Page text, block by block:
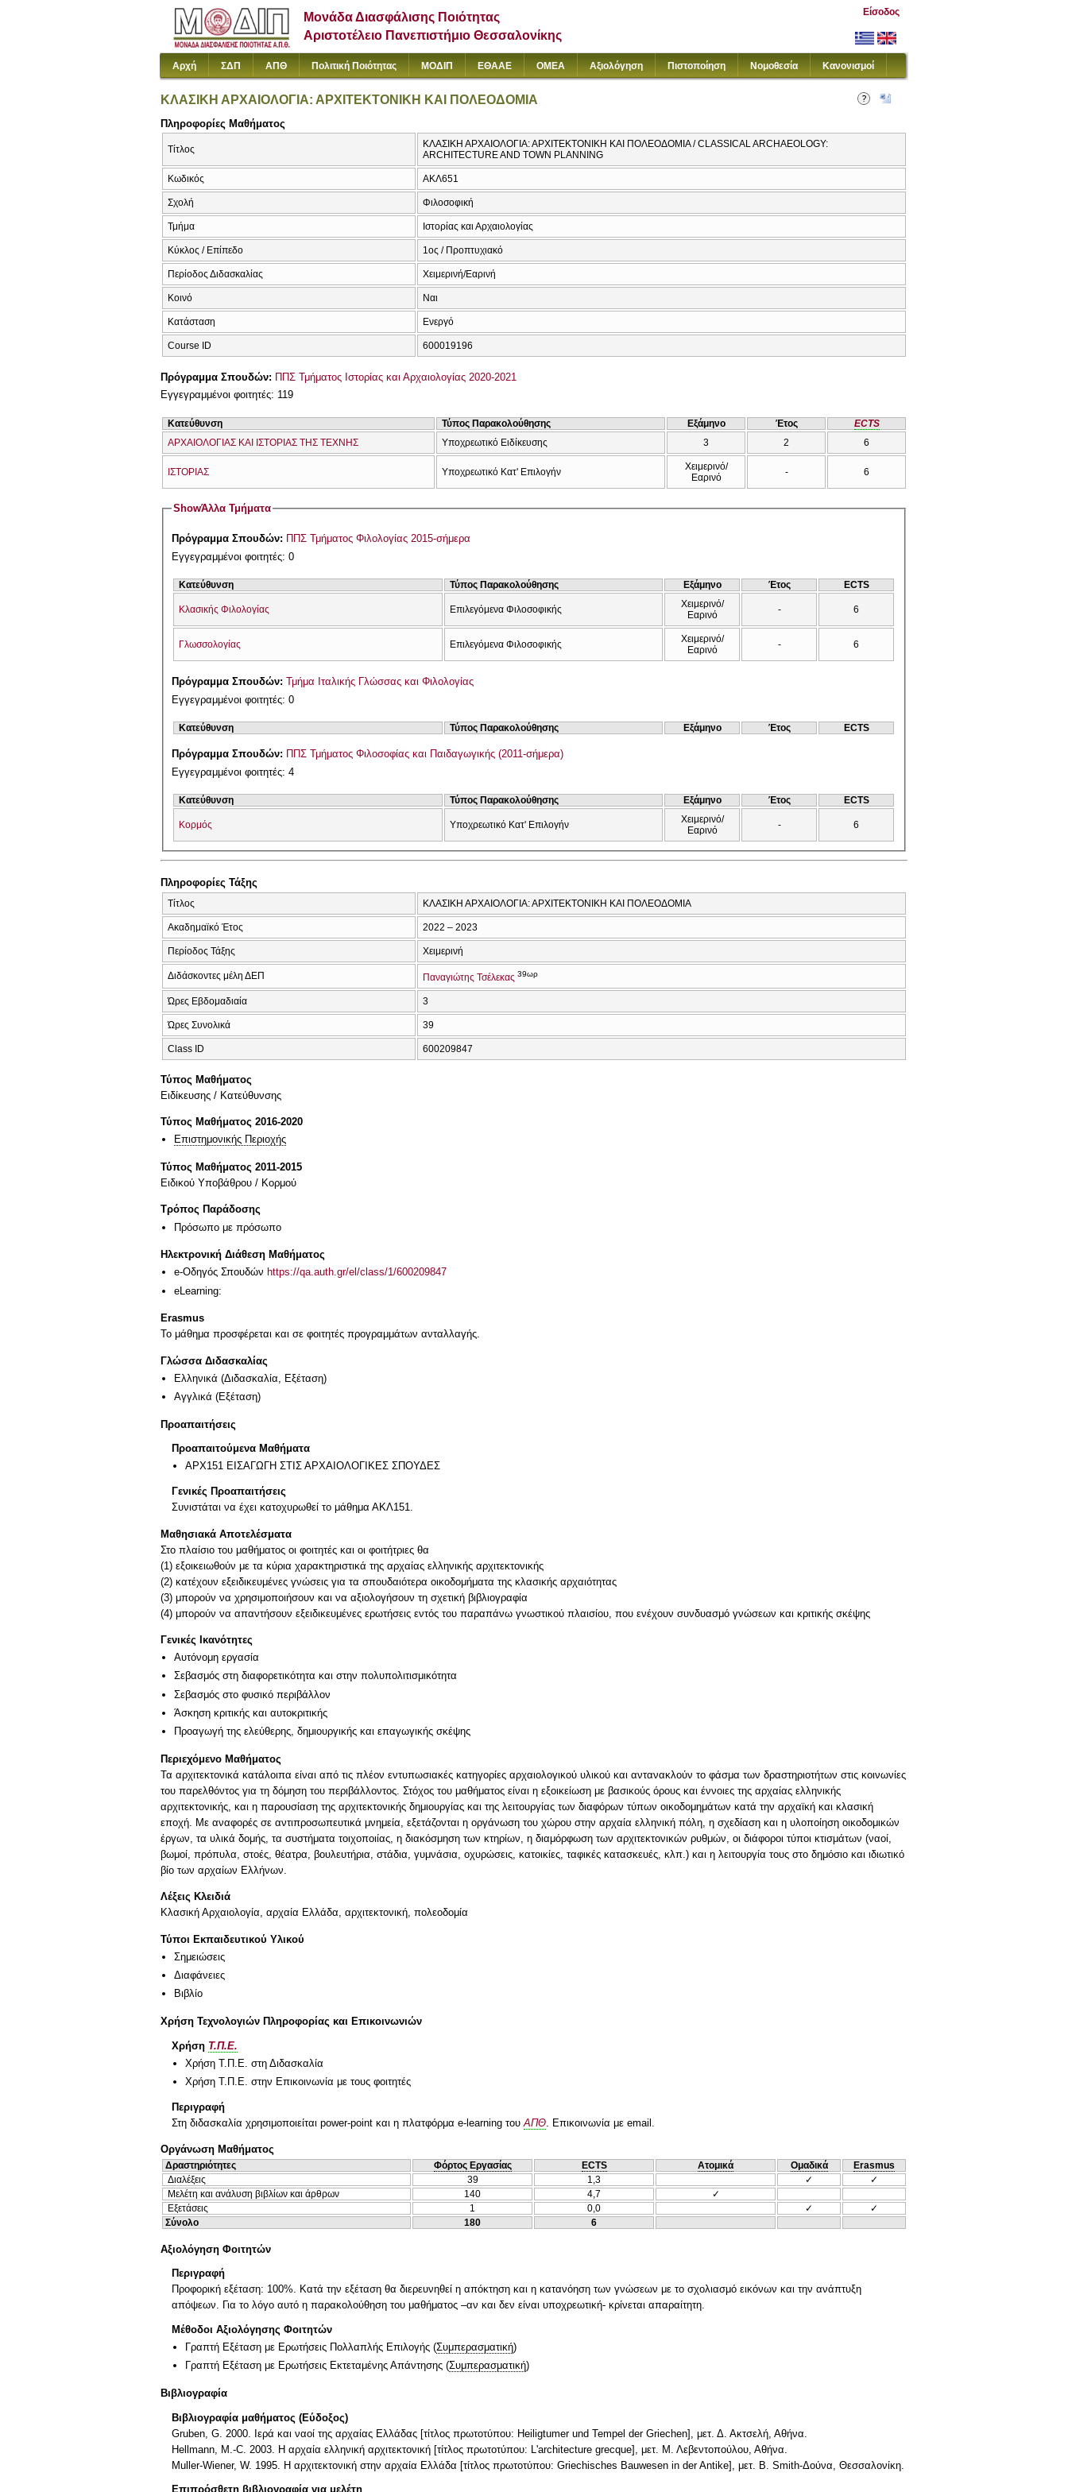
Μονάδα Διασφάλισης Ποιότητας
Αριστοτέλειο Πανεπιστήμιο Θεσσαλονίκης
Είσοδος
Αρχή ΣΔΠ ΑΠΘ Πολιτική Ποιότητας ΜΟΔΙΠ ΕΘΑΑΕ ΟΜΕΑ Αξιολόγηση Πιστοποίηση Νομοθεσία Κανονισμοί
ΚΛΑΣΙΚΗ ΑΡΧΑΙΟΛΟΓΙΑ: ΑΡΧΙΤΕΚΤΟΝΙΚΗ ΚΑΙ ΠΟΛΕΟΔΟΜΙΑ
Πληροφορίες Μαθήματος
Τίτλος
ΚΛΑΣΙΚΗ ΑΡΧΑΙΟΛΟΓΙΑ: ΑΡΧΙΤΕΚΤΟΝΙΚΗ ΚΑΙ ΠΟΛΕΟΔΟΜΙΑ / CLASSICAL ARCHAEOLOGY:
ARCHITECTURE AND TOWN PLANNING
Κωδικός ΑΚΛ651
Σχολή Φιλοσοφική
Τμήμα Ιστορίας και Αρχαιολογίας
Κύκλος / Επίπεδο 1ος / Προπτυχιακό
Περίοδος Διδασκαλίας Χειμερινή/Εαρινή
Κοινό Ναι
Κατάσταση Ενεργό
Course ID 600019196
Πρόγραμμα Σπουδών: ΠΠΣ Τμήματος Ιστορίας και Αρχαιολογίας 2020-2021
Εγγεγραμμένοι φοιτητές: 119
Κατεύθυνση Τύπος Παρακολούθησης Εξάμηνο Έτος
ECTS
ΑΡΧΑΙΟΛΟΓΙΑΣ ΚΑΙ ΙΣΤΟΡΙΑΣ ΤΗΣ ΤΕΧΝΗΣ
Υποχρεωτικό Ειδίκευσης 3 2 6
ΙΣΤΟΡΙΑΣ Υποχρεωτικό Κατ' Επιλογήν
Χειμερινό/
Εαρινό
- 6
ShowΆλλα Τμήματα
Πρόγραμμα Σπουδών: ΠΠΣ Τμήματος Φιλολογίας 2015-σήμερα
Εγγεγραμμένοι φοιτητές: 0
Κατεύθυνση Τύπος Παρακολούθησης Εξάμηνο Έτος ECTS
Κλασικής Φιλολογίας Επιλεγόμενα Φιλοσοφικής
Χειμερινό/
Εαρινό
- 6
Γλωσσολογίας Επιλεγόμενα Φιλοσοφικής
Χειμερινό/
Εαρινό
- 6
Πρόγραμμα Σπουδών:Τμήμα Ιταλικής Γλώσσας και Φιλολογίας
Εγγεγραμμένοι φοιτητές: 0
Κατεύθυνση Τύπος Παρακολούθησης Εξάμηνο Έτος ECTS
Πρόγραμμα Σπουδών: ΠΠΣ Τμήματος Φιλοσοφίας και Παιδαγωγικής (2011-σήμερα)
Εγγεγραμμένοι φοιτητές: 4
Κατεύθυνση Τύπος Παρακολούθησης Εξάμηνο Έτος ECTS
Κορμός Υποχρεωτικό Κατ' Επιλογήν
Χειμερινό/
Εαρινό
- 6
Πληροφορίες Τάξης
Τίτλος ΚΛΑΣΙΚΗ ΑΡΧΑΙΟΛΟΓΙΑ: ΑΡΧΙΤΕΚΤΟΝΙΚΗ ΚΑΙ ΠΟΛΕΟΔΟΜΙΑ
Ακαδημαϊκό Έτος 2022 – 2023
Περίοδος Τάξης Χειμερινή
Διδάσκοντες μέλη ΔΕΠ Παναγιώτης Τσέλεκας 39ωρ
Ώρες Εβδομαδιαία 3
Ώρες Συνολικά 39
Class ID 600209847
Τύπος Μαθήματος
Eιδίκευσης / Kατεύθυνσης
Τύπος Μαθήματος 2016-2020
Επιστημονικής Περιοχής
Τύπος Μαθήματος 2011-2015
Ειδικού Υποβάθρου / Κορμού
Τρόπος Παράδοσης
Πρόσωπο με πρόσωπο
Ηλεκτρονική Διάθεση Μαθήματος
e-Οδηγός Σπουδών https://qa.auth.gr/el/class/1/600209847
eLearning:
Erasmus
Το μάθημα προσφέρεται και σε φοιτητές προγραμμάτων ανταλλαγής.
Γλώσσα Διδασκαλίας
Ελληνικά (Διδασκαλία, Εξέταση)
Αγγλικά (Εξέταση)
Προαπαιτήσεις
Προαπαιτούμενα Μαθήματα
ΑΡΧ151 ΕΙΣΑΓΩΓΗ ΣΤΙΣ ΑΡΧΑΙΟΛΟΓΙΚΕΣ ΣΠΟΥΔΕΣ
Γενικές Προαπαιτήσεις
Συνιστάται να έχει κατοχυρωθεί το μάθημα ΑΚΛ151.
Μαθησιακά Αποτελέσματα
Στο πλαίσιο του μαθήματος οι φοιτητές και οι φοιτήτριες θα
(1) εξοικειωθούν με τα κύρια χαρακτηριστικά της αρχαίας ελληνικής αρχιτεκτονικής
(2) κατέχουν εξειδικευμένες γνώσεις για τα σπουδαιότερα οικοδομήματα της κλασικής αρχαιότητας
(3) μπορούν να χρησιμοποιήσουν και να αξιολογήσουν τη σχετική βιβλιογραφία
(4) μπορούν να απαντήσουν εξειδικευμένες ερωτήσεις εντός του παραπάνω γνωστικού πλαισίου, που ενέχουν συνδυασμό γνώσεων και κριτικής σκέψης
Γενικές Ικανότητες
Αυτόνομη εργασία
Σεβασμός στη διαφορετικότητα και στην πολυπολιτισμικότητα
Σεβασμός στο φυσικό περιβάλλον
Άσκηση κριτικής και αυτοκριτικής
Προαγωγή της ελεύθερης, δημιουργικής και επαγωγικής σκέψης
Περιεχόμενο Μαθήματος
Τα αρχιτεκτονικά κατάλοιπα είναι από τις πλέον εντυπωσιακές κατηγορίες αρχαιολογικού υλικού και αντανακλούν το φάσμα των δραστηριοτήτων στις κοινωνίες
του παρελθόντος για τη δόμηση του περιβάλλοντος. Στόχος του μαθήματος είναι η εξοικείωση με βασικούς όρους και έννοιες της αρχαίας ελληνικής
αρχιτεκτονικής, και η παρουσίαση της αρχιτεκτονικής δημιουργίας και της λειτουργίας των διαφόρων τύπων οικοδομημάτων κατά την αρχαϊκή και κλασική
εποχή. Με αναφορές σε αντιπροσωπευτικά μνημεία, εξετάζονται η οργάνωση του χώρου στην αρχαία ελληνική πόλη, η σχεδίαση και η υλοποίηση οικοδομικών
έργων, τα υλικά δομής, τα συστήματα τοιχοποιίας, η διακόσμηση των κτηρίων, η διαμόρφωση των αρχιτεκτονικών ρυθμών, οι διάφοροι τύποι κτισμάτων (ναοί,
βωμοί, πρόπυλα, στοές, θέατρα, βουλευτήρια, στάδια, γυμνάσια, οχυρώσεις, κατοικίες, ταφικές κατασκευές, κλπ.) και η λειτουργία τους στο δημόσιο και ιδιωτικό
βίο των αρχαίων Ελλήνων.
Λέξεις Κλειδιά
Κλασική Αρχαιολογία, αρχαία Ελλάδα, αρχιτεκτονική, πολεοδομία
Τύποι Εκπαιδευτικού Υλικού
Σημειώσεις
Διαφάνειες
Βιβλίο
Χρήση Τεχνολογιών Πληροφορίας και Επικοινωνιών
Χρήση Τ.Π.Ε.
Χρήση Τ.Π.Ε. στη Διδασκαλία
Χρήση Τ.Π.Ε. στην Επικοινωνία με τους φοιτητές
Περιγραφή
Στη διδασκαλία χρησιμοποιείται power-point και η πλατφόρμα e-learning τουΑΠΘ. Επικοινωνία με email.
Οργάνωση Μαθήματος
Δραστηριότητες Φόρτος Εργασίας ECTS Ατομικά Ομαδικά
Erasmus
Διαλέξεις
39 1,3 ✓
✓
Μελέτη και ανάλυση βιβλίων και άρθρων
140 4,7
✓
Εξετάσεις
1 0,0 ✓
✓
Σύνολο
180 6
Αξιολόγηση Φοιτητών
Περιγραφή
Προφορική εξέταση: 100%. Κατά την εξέταση θα διερευνηθεί η απόκτηση και η κατανόηση των γνώσεων με το σχολιασμό εικόνων και την ανάπτυξη
απόψεων. Για το λόγο αυτό η παρακολούθηση του μαθήματος –αν και δεν είναι υποχρεωτική- κρίνεται απαραίτητη.
Μέθοδοι Αξιολόγησης Φοιτητών
Γραπτή Εξέταση με Ερωτήσεις Πολλαπλής Επιλογής (Συμπερασματική)
Γραπτή Εξέταση με Ερωτήσεις Εκτεταμένης Απάντησης (Συμπερασματική)
Βιβλιογραφία
Βιβλιογραφία μαθήματος (Εύδοξος)
Gruben, G. 2000. Ιερά και ναοί της αρχαίας Ελλάδας [τίτλος πρωτοτύπου: Heiligtumer und Tempel der Griechen], μετ. Δ. Ακτσελή, Αθήνα.
Hellmann, M.-C. 2003. H αρχαία ελληνική αρχιτεκτονική [τίτλος πρωτοτύπου: L'architecture grecque], μετ. Μ. Λεβεντοπούλου, Αθήνα.
Muller-Wiener, W. 1995. Η αρχιτεκτονική στην αρχαία Ελλάδα [τίτλος πρωτοτύπου: Griechisches Bauwesen in der Antike], μετ. B. Smith-Δούνα, Θεσσαλονίκη.
Επιπρόσθετη βιβλιογραφία για μελέτη